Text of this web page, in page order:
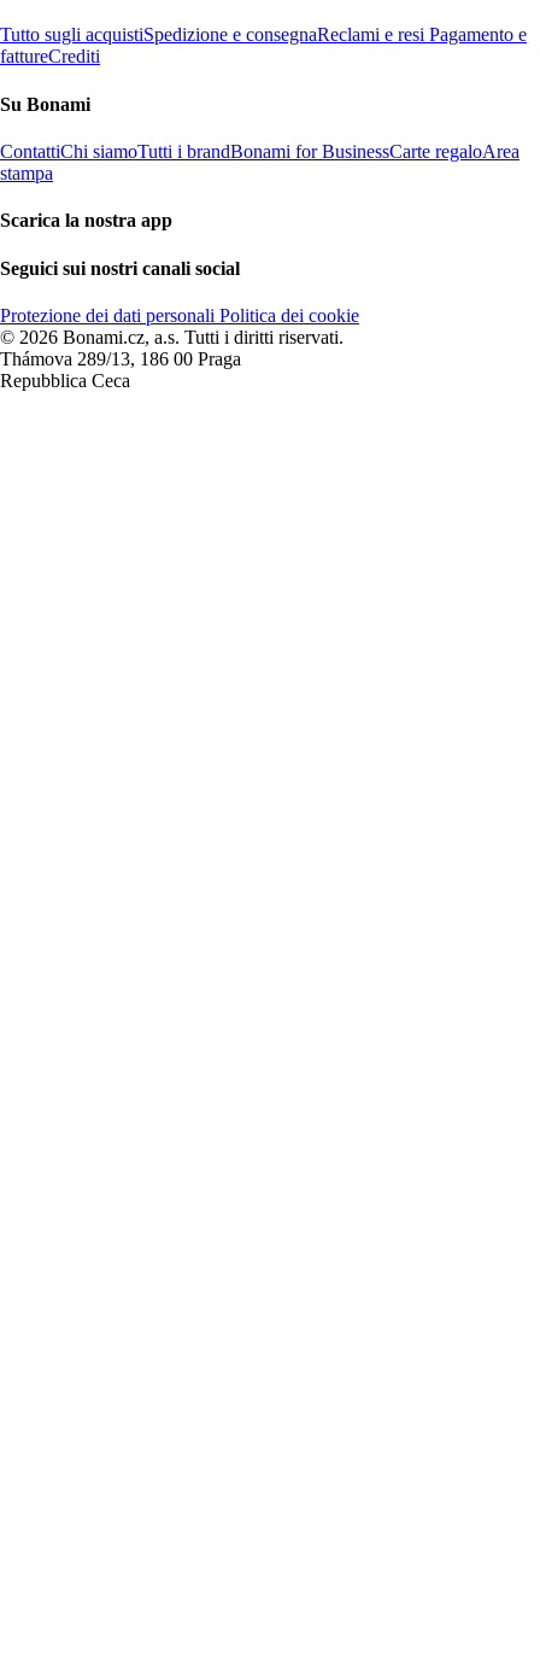
Tutto sugli acquistiSpedizione e consegnaReclami e resi Pagamento e
fattureCrediti
Su Bonami
ContattiChi siamoTutti i brandBonami for BusinessCarte regaloArea
stampa
Scarica la nostra app
Seguici sui nostri canali social
Protezione dei dati personali Politica dei cookie
© 2026 Bonami.cz, a.s. Tutti i diritti riservati.
Thámova 289/13, 186 00 Praga
Repubblica Ceca